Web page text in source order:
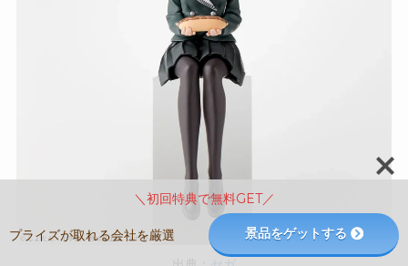
＼初回特典で無料GET／
プライズが取れる会社を厳選 景品をゲットする